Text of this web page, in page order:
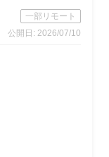
一部リモート
公開日: 2026/07/10